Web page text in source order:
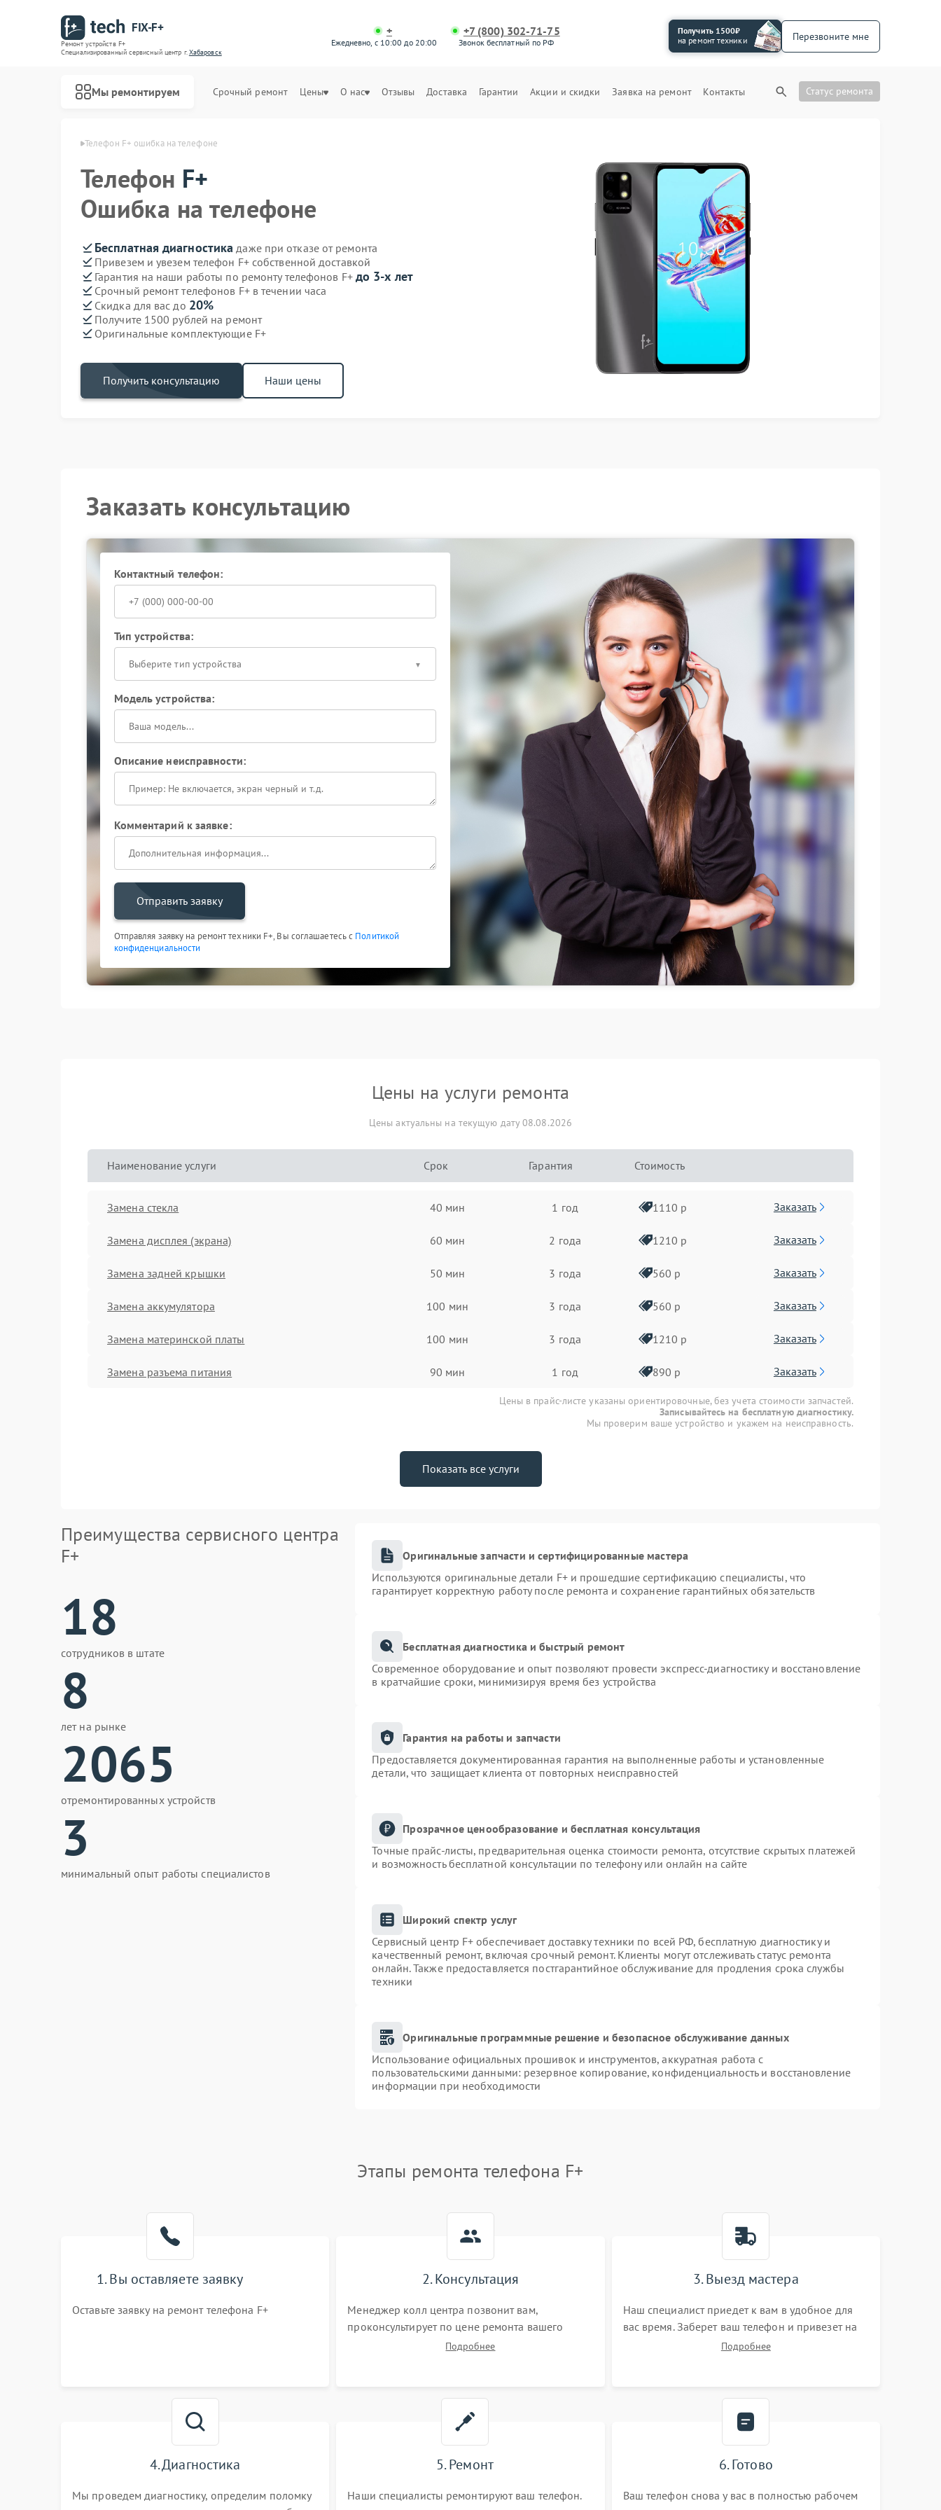
FIX-F+
Ремонт устройств F+
Специализированный cервисный центр г.Хабаровск
+
Ежедневно, с 10:00 до 20:00
+7 (800) 302-71-75
Звонок бесплатный по РФ
Получить 1500₽
на ремонт техники
Перезвоните мне
Мы ремонтируем Срочный ремонт Цены О нас Отзывы Доставка Гарантии Акции и скидки Заявка на ремонт Контакты Статус ремонта
Телефон F+ ошибка на телефоне
Телефон F+
Ошибка на телефоне
Бесплатная диагностика даже при отказе от ремонта
Привезем и увезем телефон F+ собственной доставкой
Гарантия на наши работы по ремонту телефонов F+ до 3-х лет
Срочный ремонт телефонов F+ в течении часа
Скидка для вас до 20%
Получите 1500 рублей на ремонт
Оригинальные комплектующие F+
Получить консультацию Наши цены
Заказать консультацию
Контактный телефон:
Тип устройства:
Выберите тип устройства
Модель устройства:
Описание неисправности:
Комментарий к заявке:
Отправить заявку
Отправляя заявку на ремонт техники F+, Вы соглашаетесь с Политикой
конфиденциальности
Цены на услуги ремонта
Цены актуальны на текущую дату 08.08.2026
Наименование услуги Срок Гарантия Стоимость
Замена стекла 40 мин 1 год 1110 р Заказать
Замена дисплея (экрана) 60 мин 2 года 1210 р Заказать
Замена задней крышки 50 мин 3 года 560 р Заказать
Замена аккумулятора 100 мин 3 года 560 р Заказать
Замена материнской платы 100 мин 3 года 1210 р Заказать
Замена разъема питания 90 мин 1 год 890 р Заказать
Цены в прайс-листе указаны ориентировочные, без учета стоимости запчастей.
Записывайтесь на бесплатную диагностику.
Мы проверим ваше устройство и укажем на неисправность.
Показать все услуги
Преимущества сервисного центра
F+
18
сотрудников в штате
8
лет на рынке
2065
отремонтированных устройств
3
минимальный опыт работы специалистов
Оригинальные запчасти и сертифицированные мастера
Используются оригинальные детали F+ и прошедшие сертификацию специалисты, что
гарантирует корректную работу после ремонта и сохранение гарантийных обязательств
Бесплатная диагностика и быстрый ремонт
Современное оборудование и опыт позволяют провести экспресс-диагностику и восстановление
в кратчайшие сроки, минимизируя время без устройства
Гарантия на работы и запчасти
Предоставляется документированная гарантия на выполненные работы и установленные
детали, что защищает клиента от повторных неисправностей
Прозрачное ценообразование и бесплатная консультация
Точные прайс-листы, предварительная оценка стоимости ремонта, отсутствие скрытых платежей
и возможность бесплатной консультации по телефону или онлайн на сайте
Широкий спектр услуг
Сервисный центр F+ обеспечивает доставку техники по всей РФ, бесплатную диагностику и
качественный ремонт, включая срочный ремонт. Клиенты могут отслеживать статус ремонта
онлайн. Также предоставляется постгарантийное обслуживание для продления срока службы
техники
Оригинальные программные решение и безопасное обслуживание данных
Использование официальных прошивок и инструментов, аккуратная работа с
пользовательскими данными: резервное копирование, конфиденциальность и восстановление
информации при необходимости
Этапы ремонта телефона F+
1. Вы оставляете заявку
Оставьте заявку на ремонт телефона F+
2. Консультация
Менеджер колл центра позвонит вам,
проконсультирует по цене ремонта вашего
телефона а также ответит на все ваши вопросы.
Подробнее
3. Выезд мастера
Наш специалист приедет к вам в удобное для
вас время. Заберет ваш телефон и привезет на
склад для диагностики.Подробнее
4. Диагностика
Мы проведем диагностику, определим поломку
5. Ремонт
Наши специалисты ремонтируют ваш телефон.
6. Готово
Ваш телефон снова у вас в полностью рабочем